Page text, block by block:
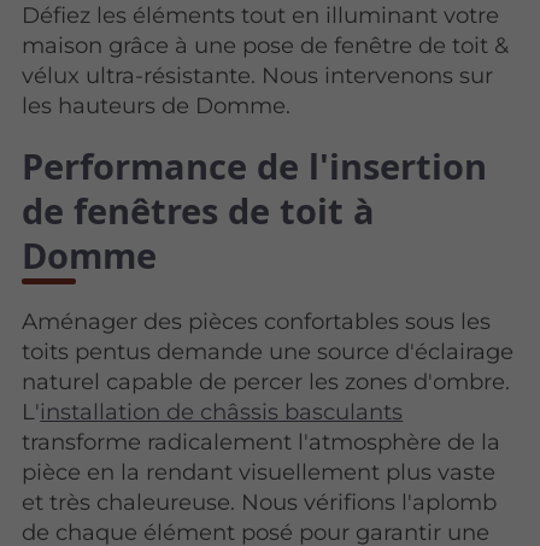
Défiez les éléments tout en illuminant votre
maison grâce à une pose de fenêtre de toit &
vélux ultra-résistante. Nous intervenons sur
les hauteurs de Domme.
Performance de l'insertion
de fenêtres de toit à
Domme
Aménager des pièces confortables sous les
toits pentus demande une source d'éclairage
naturel capable de percer les zones d'ombre.
L'installation de châssis basculants
transforme radicalement l'atmosphère de la
pièce en la rendant visuellement plus vaste
et très chaleureuse. Nous vérifions l'aplomb
de chaque élément posé pour garantir une